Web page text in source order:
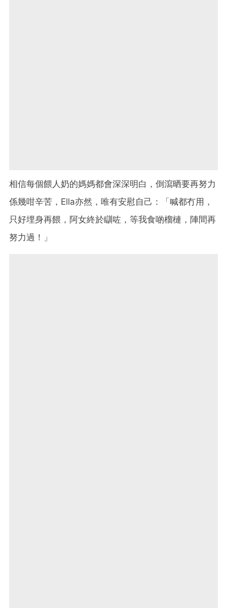
相信每個餵人奶的媽媽都會深深明白，倒瀉晒要再努力
係幾咁辛苦， Ella亦然，唯有安慰自己：「喊都冇用，
只好埋身再餵，阿女終於瞓咗，等我食啲榴槤，陣間再
努力過！」